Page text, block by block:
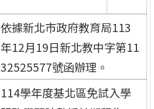
依據新北市政府教育局113
年12月19日新北教中字第11
32525577號函辦理。
114學年度基北區免試入學